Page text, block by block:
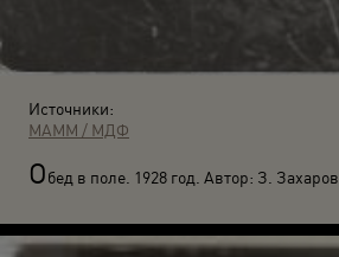
Источники:
МАММ / МДФ
Обед в поле. 1928 год. Автор: З. Захаров.